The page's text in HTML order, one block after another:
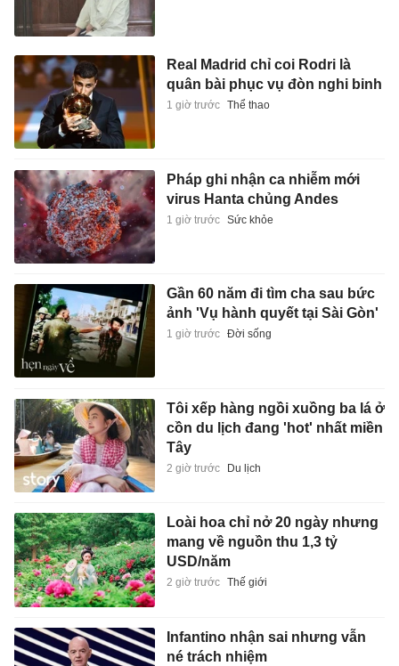
Real Madrid chỉ coi Rodri là
quân bài phục vụ đòn nghi binh
1 giờ trước Thể thao
Pháp ghi nhận ca nhiễm mới
virus Hanta chủng Andes
1 giờ trước Sức khỏe
Gần 60 năm đi tìm cha sau bức
ảnh 'Vụ hành quyết tại Sài Gòn'
1 giờ trước Đời sống
Tôi xếp hàng ngồi xuồng ba lá ở
cồn du lịch đang 'hot' nhất miền
Tây
2 giờ trước Du lịch
Loài hoa chỉ nở 20 ngày nhưng
mang về nguồn thu 1,3 tỷ
USD/năm
2 giờ trước Thế giới
Infantino nhận sai nhưng vẫn
né trách nhiệm